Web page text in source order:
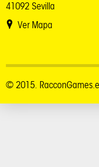
41092 Sevilla
Ver Mapa
© 2015.